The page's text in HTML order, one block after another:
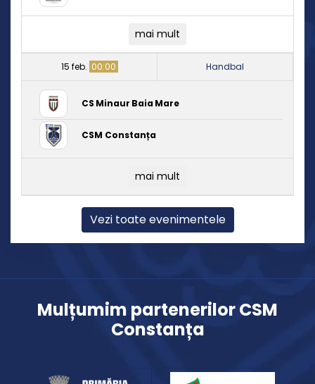
mai mult
15 feb. 00:00 Handbal
CS Minaur Baia Mare
CSM Constanța
mai mult
Vezi toate evenimentele
Mulțumim partenerilor CSM
Constanța